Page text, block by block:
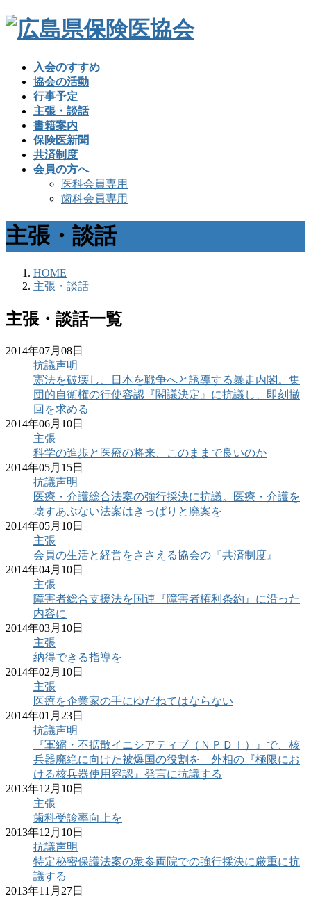
入会のすすめ
協会の活動
行事予定
主張・談話
書籍案内
保険医新聞
共済制度
会員の方へ
医科会員専用
歯科会員専用
主張・談話
HOME
主張・談話
主張・談話一覧
2014年07月08日
抗議声明
憲法を破壊し、日本を戦争へと誘導する暴走内閣。集
団的自衛権の行使容認『閣議決定』に抗議し、即刻撤
回を求める
2014年06月10日
主張
科学の進歩と医療の将来、このままで良いのか
2014年05月15日
抗議声明
医療・介護総合法案の強行採決に抗議。医療・介護を
壊すあぶない法案はきっぱりと廃案を
2014年05月10日
主張
会員の生活と経営をささえる協会の『共済制度』
2014年04月10日
主張
障害者総合支援法を国連『障害者権利条約』に沿った
内容に
2014年03月10日
主張
納得できる指導を
2014年02月10日
主張
医療を企業家の手にゆだねてはならない
2014年01月23日
抗議声明
『軍縮・不拡散イニシアティブ（ＮＰＤＩ）』で、核
兵器廃絶に向けた被爆国の役割を 外相の『極限にお
ける核兵器使用容認』発言に抗議する
2013年12月10日
主張
歯科受診率向上を
2013年12月10日
抗議声明
特定秘密保護法案の衆参両院での強行採決に厳重に抗
議する
2013年11月27日